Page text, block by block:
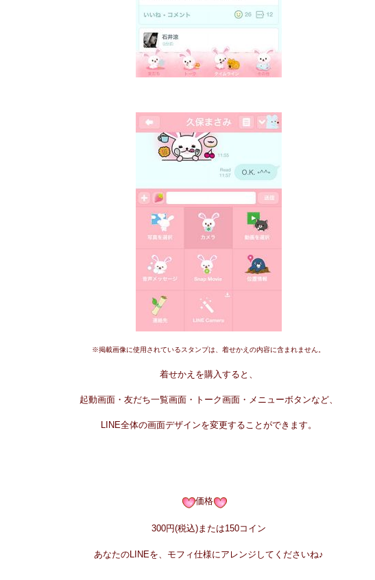
※掲載画像に使用されているスタンプは、着せかえの内容に含まれません。
着せかえを購入すると、
起動画面・友だち一覧画面・トーク画面・メニューボタンなど、
LINE全体の画面デザインを変更することができます。
価格
300円(税込)または150コイン
あなたのLINEを、モフィ仕様にアレンジしてくださいね♪